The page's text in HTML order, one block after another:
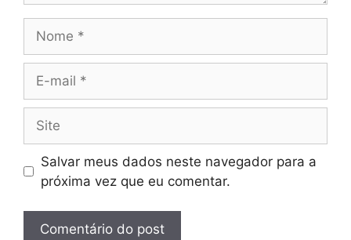
Salvar meus dados neste navegador para a
próxima vez que eu comentar.